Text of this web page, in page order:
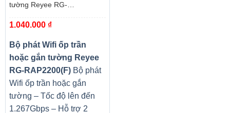
tường Reyee RG-
1.040.000 ₫
Bộ phát Wifi ốp trần
hoặc gắn tường Reyee
RG-RAP2200(F)Bộ phát
Wifi ốp trần hoặc gắn
tường – Tốc độ lên đến
1.267Gbps – Hỗ trợ 2